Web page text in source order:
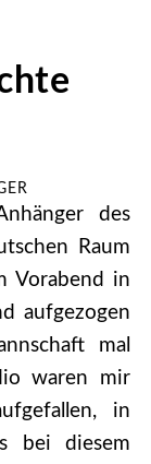
des
Raum
Vorabend in
aufgezogen
mal
waren mir
in
bei diesem